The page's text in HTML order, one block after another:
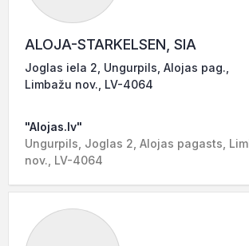
ALOJA-STARKELSEN, SIA
Joglas iela 2, Ungurpils, Alojas pag.,
Limbažu nov., LV-4064
"Alojas.lv"
Ungurpils, Joglas 2, Alojas pagasts,
nov., LV-4064